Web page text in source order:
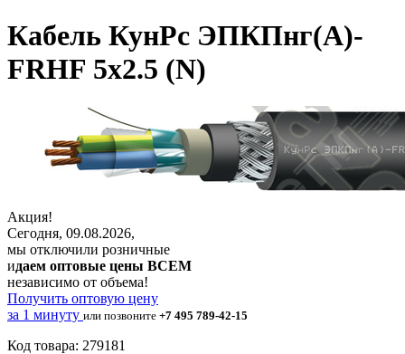
Кабель КунРс ЭПКПнг(А)-
FRHF 5х2.5 (N)
Акция!
Сегодня, 09.08.2026,
мы отключили розничные
идаем оптовые цены ВСЕМ
независимо от объема!
Получить оптовую цену
за 1 минуту или позвоните +7 495 789-42-15
Код товара: 279181